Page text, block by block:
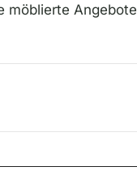
möblierte Angebote